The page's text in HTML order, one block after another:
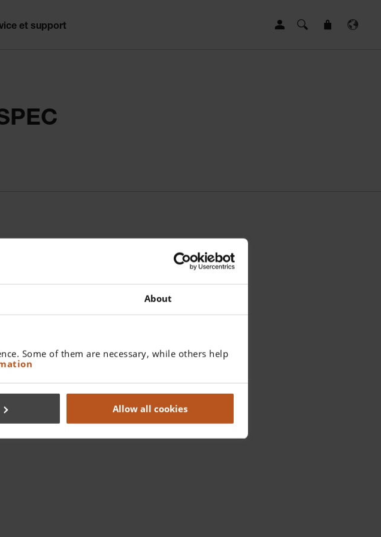
About
Some of them are necessary, while others help
Allow all cookies
et support